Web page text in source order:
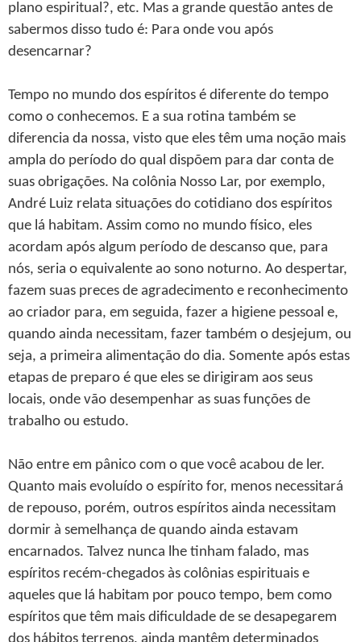
plano espiritual?, etc. Mas a grande questão antes de
sabermos disso tudo é: Para onde vou após
desencarnar?
Tempo no mundo dos espíritos é diferente do tempo
como o conhecemos. E a sua rotina também se
diferencia da nossa, visto que eles têm uma noção mais
ampla do período do qual dispõem para dar conta de
suas obrigações. Na colônia Nosso Lar, por exemplo,
André Luiz relata situações do cotidiano dos espíritos
que lá habitam. Assim como no mundo físico, eles
acordam após algum período de descanso que, para
nós, seria o equivalente ao sono noturno. Ao despertar,
fazem suas preces de agradecimento e reconhecimento
ao criador para, em seguida, fazer a higiene pessoal e,
quando ainda necessitam, fazer também o desjejum, ou
seja, a primeira alimentação do dia. Somente após estas
etapas de preparo é que eles se dirigiram aos seus
locais, onde vão desempenhar as suas funções de
trabalho ou estudo.
Não entre em pânico com o que você acabou de ler.
Quanto mais evoluído o espírito for, menos necessitará
de repouso, porém, outros espíritos ainda necessitam
dormir à semelhança de quando ainda estavam
encarnados. Talvez nunca lhe tinham falado, mas
espíritos recém-chegados às colônias espirituais e
aqueles que lá habitam por pouco tempo, bem como
espíritos que têm mais dificuldade de se desapegarem